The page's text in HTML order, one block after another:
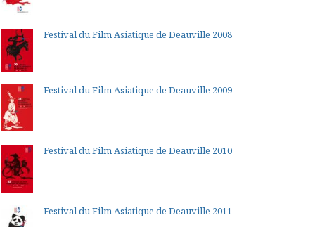
Festival du Film Asiatique de Deauville 2008
Festival du Film Asiatique de Deauville 2009
Festival du Film Asiatique de Deauville 2010
Festival du Film Asiatique de Deauville 2011